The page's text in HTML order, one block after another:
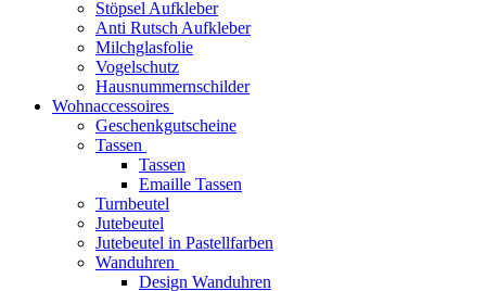
Stöpsel Aufkleber
Anti Rutsch Aufkleber
Milchglasfolie
Vogelschutz
Hausnummernschilder
Wohnaccessoires
Geschenkgutscheine
Tassen
Tassen
Emaille Tassen
Turnbeutel
Jutebeutel
Jutebeutel in Pastellfarben
Wanduhren
Design Wanduhren